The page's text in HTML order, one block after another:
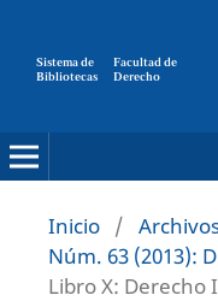
Sistema de
Bibliotecas
Facultad de
Derecho
Inicio /
Núm. 63 (2013):
Libro X: